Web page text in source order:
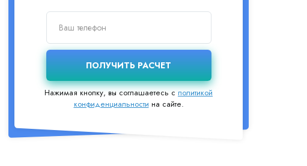
Нажимая кнопку, вы соглашаетесь сполитикой
конфиденциальности на сайте.